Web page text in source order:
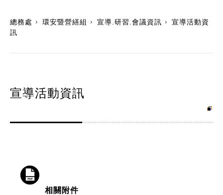
總務處 環安暨營繕組 宣導.研習.會議資訊
宣導活動資
訊
宣導活動資訊
相關附件